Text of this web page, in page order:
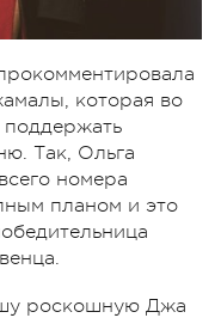
которая во
Так, Ольга
номера
планом и это
роскошную Джа